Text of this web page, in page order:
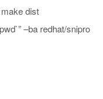
make dist
–ba redhat/snipro